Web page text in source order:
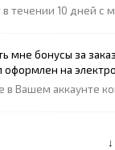
течении 10 дней с
мне бонусы за
оформлен на
Вашем аккаунте
↓